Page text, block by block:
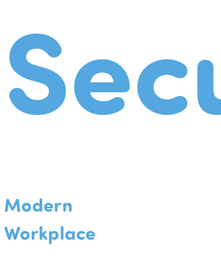
Modern
Workplace